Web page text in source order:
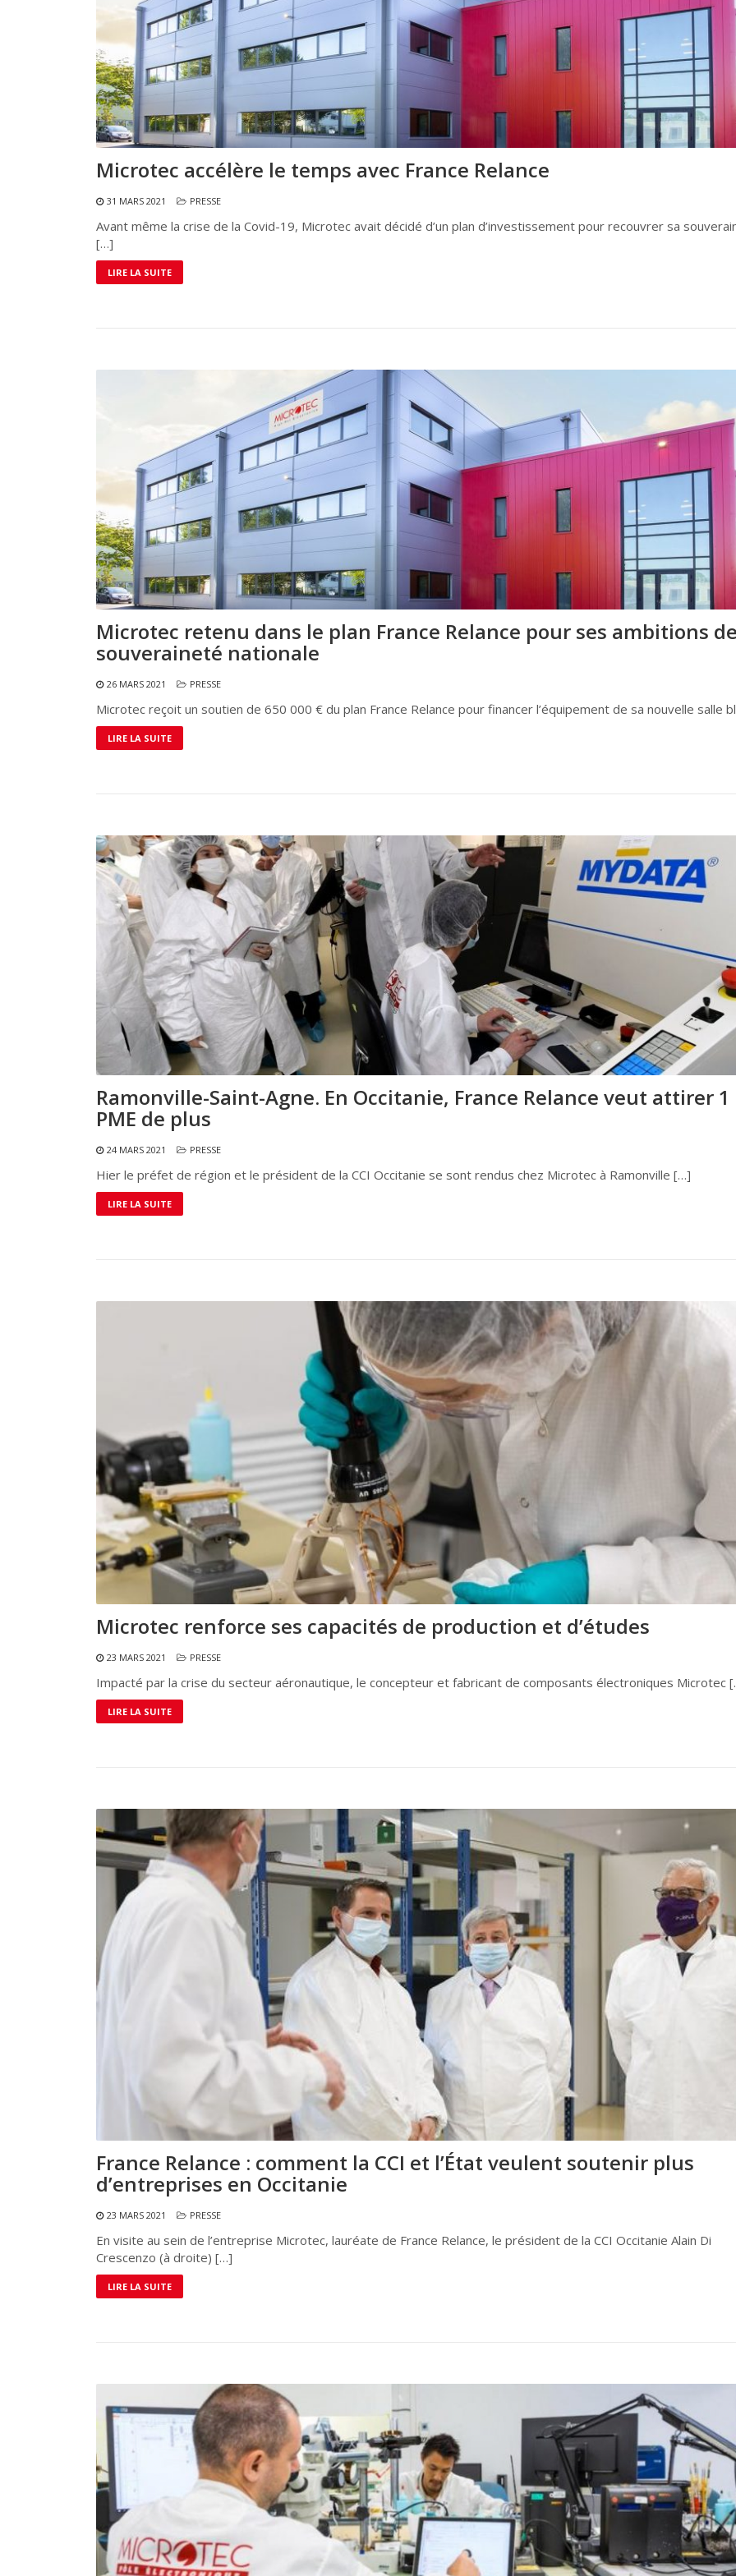
Microtec accélère le temps avec France Relance
31 MARS 2021 PRESSE
Avant même la crise de la Covid-19, Microtec avait décidé d’un plan d’investissement pour recouvrer sa
[…]
LIRE LA SUITE
Microtec retenu dans le plan France Relance pour ses ambitions
souveraineté nationale
26 MARS 2021 PRESSE
Microtec reçoit un soutien de 650 000 € du plan France Relance pour financer l’équipement de sa nouvelle salle
LIRE LA SUITE
Ramonville-Saint-Agne. En Occitanie, France Relance veut attirer 1
PME de plus
24 MARS 2021 PRESSE
Hier le préfet de région et le président de la CCI Occitanie se sont rendus chez Microtec à Ramonville […]
LIRE LA SUITE
Microtec renforce ses capacités de production et d’études
23 MARS 2021 PRESSE
Impacté par la crise du secteur aéronautique, le concepteur et fabricant de composants électroniques Microtec
LIRE LA SUITE
France Relance : comment la CCI et l’État veulent soutenir plus
d’entreprises en Occitanie
23 MARS 2021 PRESSE
En visite au sein de l’entreprise Microtec, lauréate de France Relance, le président de la CCI Occitanie Alain Di
Crescenzo (à droite) […]
LIRE LA SUITE